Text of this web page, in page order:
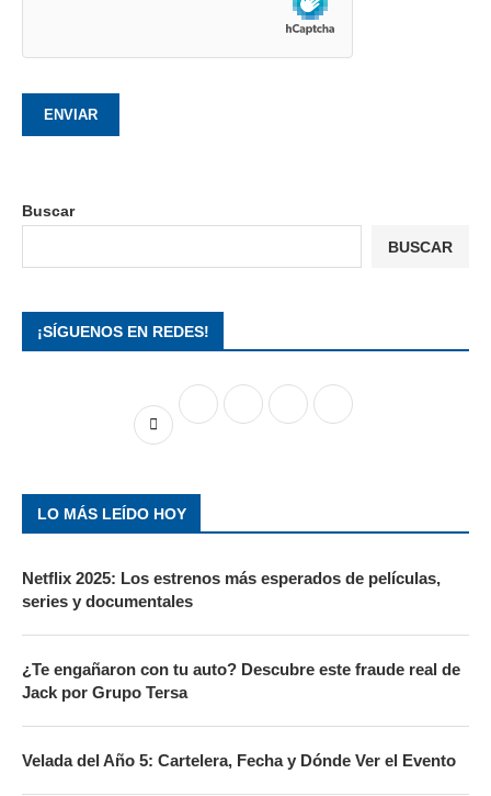
Buscar
BUSCAR
¡SÍGUENOS EN REDES!
LO MÁS LEÍDO HOY
Netflix 2025: Los estrenos más esperados de películas,
series y documentales
¿Te engañaron con tu auto? Descubre este fraude real de
Jack por Grupo Tersa
Velada del Año 5: Cartelera, Fecha y Dónde Ver el Evento